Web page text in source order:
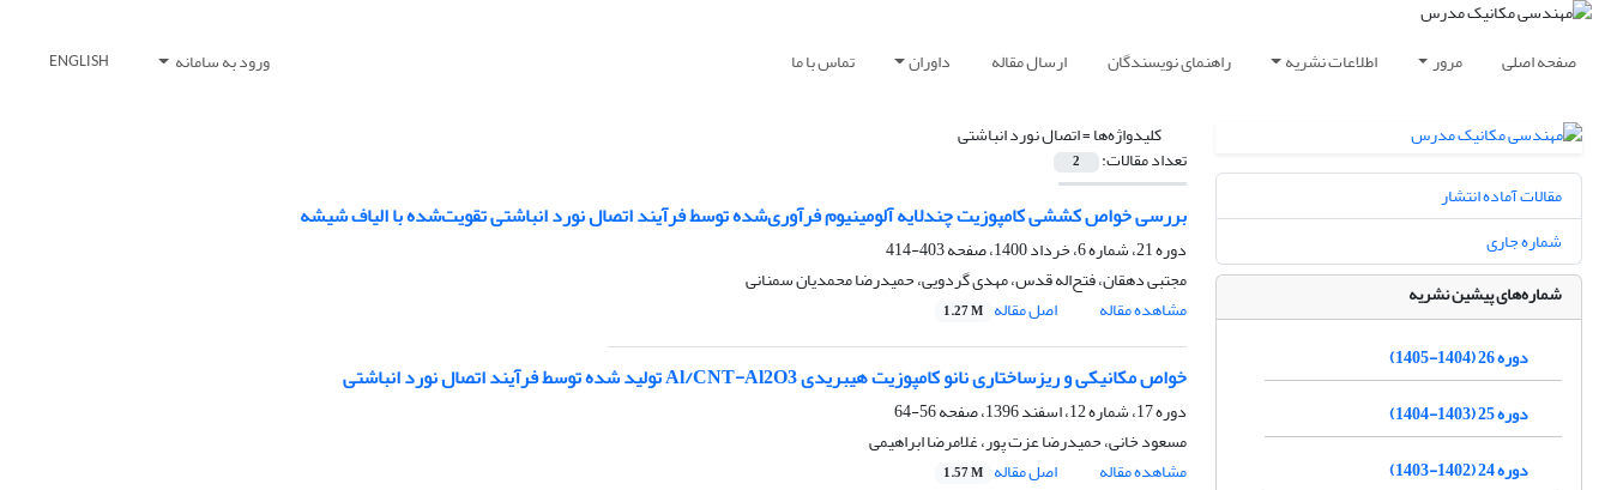
صفحه اصلی مرور اطلاعات نشریه راهنمای نویسندگان ارسال مقاله داوران تماس با ما ورود به سامانه ENGLISH
کلیدواژه‌ها =اتصال نورد انباشتی
تعداد مقالات: 2
بررسی خواص کششی کامپوزیت چندلایه آلومینیوم فرآوری‌شده توسط فرآیند اتصال نورد انباشتی تقویت‌شده با الیاف شیشه
دوره 21، شماره 6، خرداد 1400، صفحه
403-414
مجتبی دهقان، فتح‌اله قدس، مهدی گردویی، حمیدرضا محمدیان سمنانی
مشاهده مقاله
اصل مقاله 1.27 M
خواص مکانیکی و ریزساختاری نانو کامپوزیت هیبریدی Al/CNT-Al2O3 تولید شده توسط فرآیند اتصال نورد انباشتی
دوره 17، شماره 12، اسفند 1396، صفحه
56-64
مسعود خانی، حمیدرضا عزت پور، غلامرضا ابراهیمی
مشاهده مقاله
اصل مقاله 1.57 M
مقالات آماده انتشار
شماره جاری
شماره‌های پیشین نشریه
دوره 26 (1404-1405)
دوره 25 (1403-1404)
دوره 24 (1402-1403)